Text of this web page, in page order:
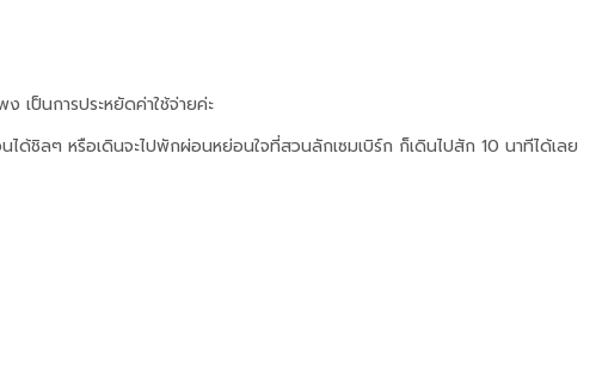
เป็นการประหยัดค่าใช้จ่ายค่ะ
ด้ชิลๆ หรือเดินจะไปพักผ่อนหย่อนใจที่สวนลักเซมเบิร์ก ก็เดินไปสัก 10 นาทีได้เลย